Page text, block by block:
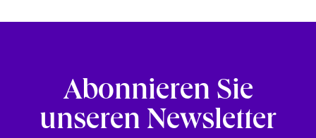
Abonnieren Sie
unseren Newsletter